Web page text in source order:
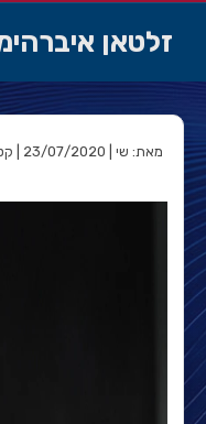
זלטאן
מאת: שי | 23/07/2020 | קטגוריה: